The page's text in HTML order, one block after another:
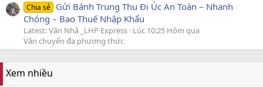
Chia sẻ Gửi Bánh Trung Thu Đi Úc An Toàn – Nhanh
Chóng – Bao Thuế Nhập Khẩu
Latest: Văn Nhã _LHP Express Lúc 10:25 Hôm qua
Vận chuyển đa phương thức
Xem nhiều